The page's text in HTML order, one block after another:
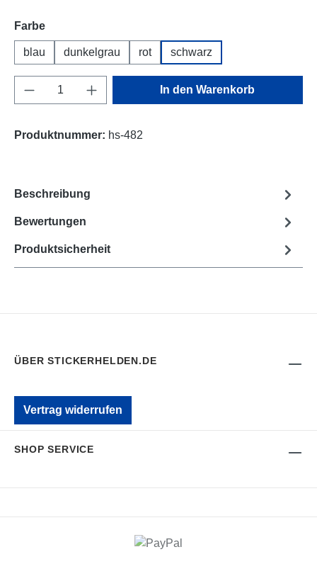
Farbe
blau dunkelgrau rot schwarz
Produkt Anzahl: Gib den gewünschten
In den Warenkorb
Produktnummer: hs-482
Beschreibung
Bewertungen
Produktsicherheit
ÜBER STICKERHELDEN.DE
Vertrag widerrufen
SHOP SERVICE